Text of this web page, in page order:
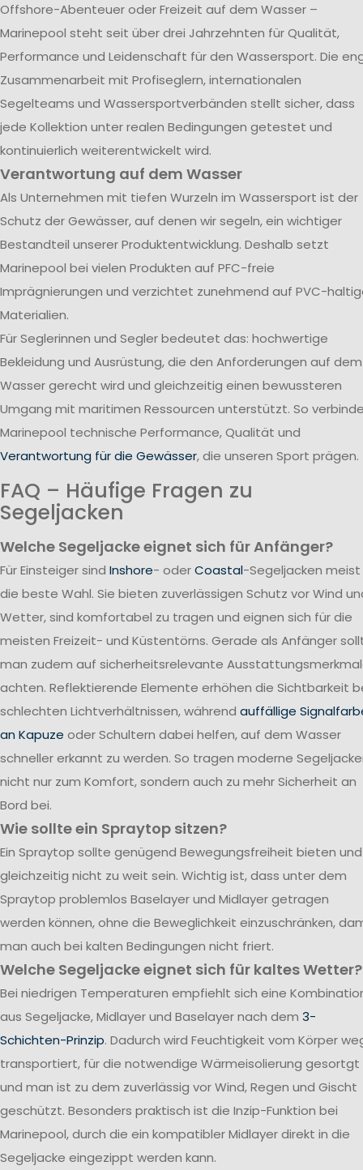
Offshore-Abenteuer oder Freizeit auf dem Wasser –
Marinepool steht seit über drei Jahrzehnten für Qualität,
Performance und Leidenschaft für den Wassersport. Die
Zusammenarbeit mit Profiseglern, internationalen
Segelteams und Wassersportverbänden stellt sicher, dass
jede Kollektion unter realen Bedingungen getestet und
kontinuierlich weiterentwickelt wird.
Verantwortung auf dem Wasser
Als Unternehmen mit tiefen Wurzeln im Wassersport ist der
Schutz der Gewässer, auf denen wir segeln, ein wichtiger
Bestandteil unserer Produktentwicklung. Deshalb setzt
Marinepool bei vielen Produkten auf PFC-freie
Imprägnierungen und verzichtet zunehmend auf PVC-
Materialien.
Für Seglerinnen und Segler bedeutet das: hochwertige
Bekleidung und Ausrüstung, die den Anforderungen auf dem
Wasser gerecht wird und gleichzeitig einen bewussteren
Umgang mit maritimen Ressourcen unterstützt. So
Marinepool technische Performance, Qualität und
Verantwortung für die Gewässer, die unseren Sport prägen.
FAQ – Häufige Fragen zu
Segeljacken
Welche Segeljacke eignet sich für Anfänger?
Für Einsteiger sind Inshore- oderCoastal-Segeljacken meist
die beste Wahl. Sie bieten zuverlässigen Schutz vor Wind
Wetter, sind komfortabel zu tragen und eignen sich für die
meisten Freizeit- und Küstentörns. Gerade als Anfänger
man zudem auf sicherheitsrelevante
achten. Reflektierende Elemente erhöhen die Sichtbarkeit
schlechten Lichtverhältnissen, während auffällige
an Kapuze oder Schultern dabei helfen, auf dem Wasser
schneller erkannt zu werden. So tragen moderne
nicht nur zum Komfort, sondern auch zu mehr Sicherheit an
Bord bei.
Wie sollte ein Spraytop sitzen?
Ein Spraytop sollte genügend Bewegungsfreiheit bieten und
gleichzeitig nicht zu weit sein. Wichtig ist, dass unter dem
Spraytop problemlos Baselayer und Midlayer getragen
werden können, ohne die Beweglichkeit einzuschränken,
man auch bei kalten Bedingungen nicht friert.
Welche Segeljacke eignet sich für kaltes Wetter?
Bei niedrigen Temperaturen empfiehlt sich eine
aus Segeljacke, Midlayer und Baselayer nach dem 3-
Schichten-Prinzip. Dadurch wird Feuchtigkeit vom Körper
transportiert, für die notwendige Wärmeisolierung gesortgt
und man ist zu dem zuverlässig vor Wind, Regen und Gischt
geschützt. Besonders praktisch ist die Inzip-Funktion bei
Marinepool, durch die ein kompatibler Midlayer direkt in die
Segeljacke eingezippt werden kann.